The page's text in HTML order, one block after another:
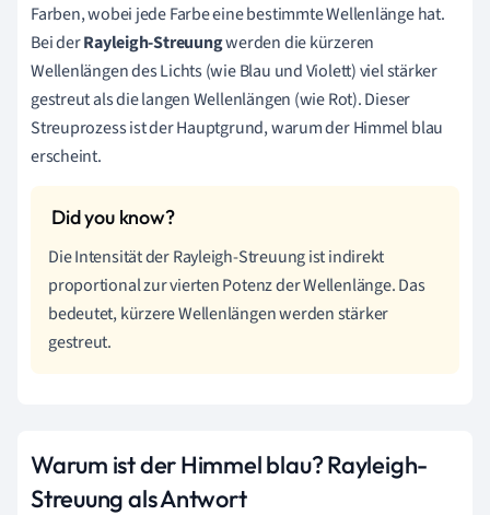
Farben, wobei jede Farbe eine bestimmte Wellenlänge hat.
Bei derRayleigh-Streuungwerden die kürzeren
Wellenlängen des Lichts (wie Blau und Violett) viel stärker
gestreut als die langen Wellenlängen (wie Rot). Dieser
Streuprozess ist der Hauptgrund, warum der Himmel blau
erscheint.
Die Intensität der Rayleigh-Streuung ist indirekt
proportional zur vierten Potenz der Wellenlänge. Das
bedeutet, kürzere Wellenlängen werden stärker
gestreut.
Warum ist der Himmel blau? Rayleigh-
Streuung als Antwort